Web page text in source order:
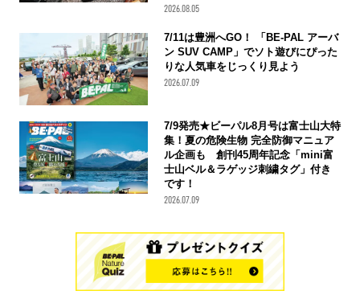
2026.08.05
7/11は豊洲へGO！ 「BE-PAL アーバ
ン SUV CAMP」でソト遊びにぴった
りな人気車をじっくり見よう
2026.07.09
7/9発売★ビーパル8月号は富士山大特
集！夏の危険生物 完全防御マニュア
ル企画も 創刊45周年記念「mini富
士山ベル＆ラゲッジ刺繍タグ」付き
です！
2026.07.09